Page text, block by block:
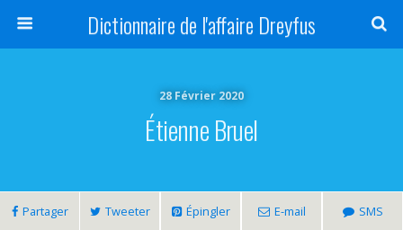
Dictionnaire de l'affaire Dreyfus
28 Février 2020
Étienne Bruel
Partager Tweeter Épingler E-mail SMS